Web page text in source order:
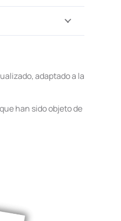
adaptado a la
han sido objeto de